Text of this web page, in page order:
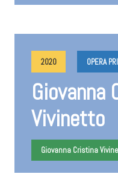
2020 OPERA
Giovanna
Vivinetto
Giovanna Cristina